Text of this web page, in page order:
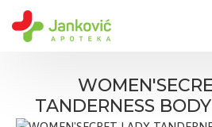
TANDERNESS